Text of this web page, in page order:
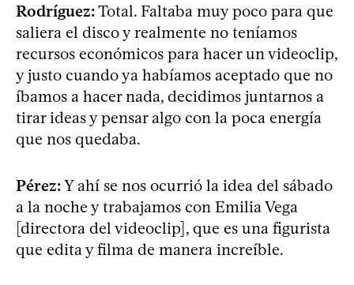
Rodríguez:Total. Faltaba muy poco para que
saliera el disco y realmente no teníamos
recursos económicos para hacer un videoclip,
y justo cuando ya habíamos aceptado que no
íbamos a hacer nada, decidimos juntarnos a
tirar ideas y pensar algo con la poca energía
que nos quedaba.
Pérez:Y ahí se nos ocurrió la idea del sábado
a la noche y trabajamos con Emilia Vega
[directora del videoclip], que es una figurista
que edita y filma de manera increíble.